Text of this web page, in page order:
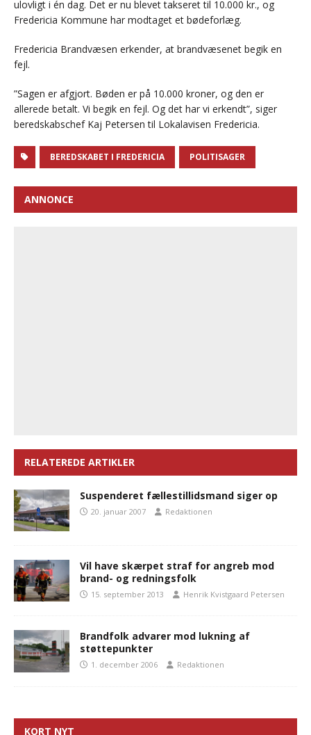
ulovligt i én dag. Det er nu blevet takseret til 10.000 kr., og
Fredericia Kommune har modtaget et bødeforlæg.
Fredericia Brandvæsen erkender, at brandvæsenet begik en
fejl.
”Sagen er afgjort. Bøden er på 10.000 kroner, og den er
allerede betalt. Vi begik en fejl. Og det har vi erkendt”, siger
beredskabschef Kaj Petersen til Lokalavisen Fredericia.
BEREDSKABET I FREDERICIA POLITISAGER
ANNONCE
RELATEREDE ARTIKLER
Suspenderet fællestillidsmand siger op
20. januar 2007 Redaktionen
Vil have skærpet straf for angreb mod
brand- og redningsfolk
15. september 2013 Henrik Kvistgaard Petersen
Brandfolk advarer mod lukning af
støttepunkter
1. december 2006 Redaktionen
KORT NYT